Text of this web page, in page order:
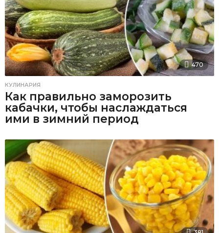
470
КУЛИНАРИЯ
Как правильно заморозить
кабачки, чтобы наслаждаться
ими в зимний период